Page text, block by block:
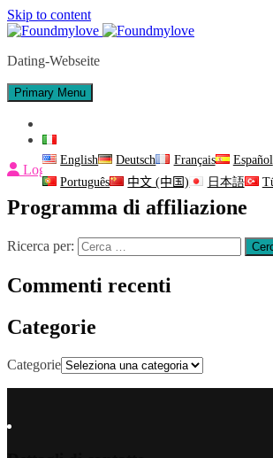
Skip to content
Dating-Webseite
Primary Menu
English Deutsch Français Español
Português
中文 (中国) 日本語
Login
Programma di affiliazione
Ricerca per:
Commenti recenti
Categorie
Categorie